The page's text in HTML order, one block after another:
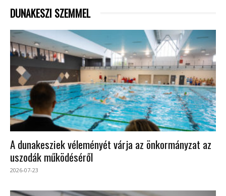
DUNAKESZI SZEMMEL
A dunakesziek véleményét várja az önkormányzat az
uszodák működéséről
2026-07-23